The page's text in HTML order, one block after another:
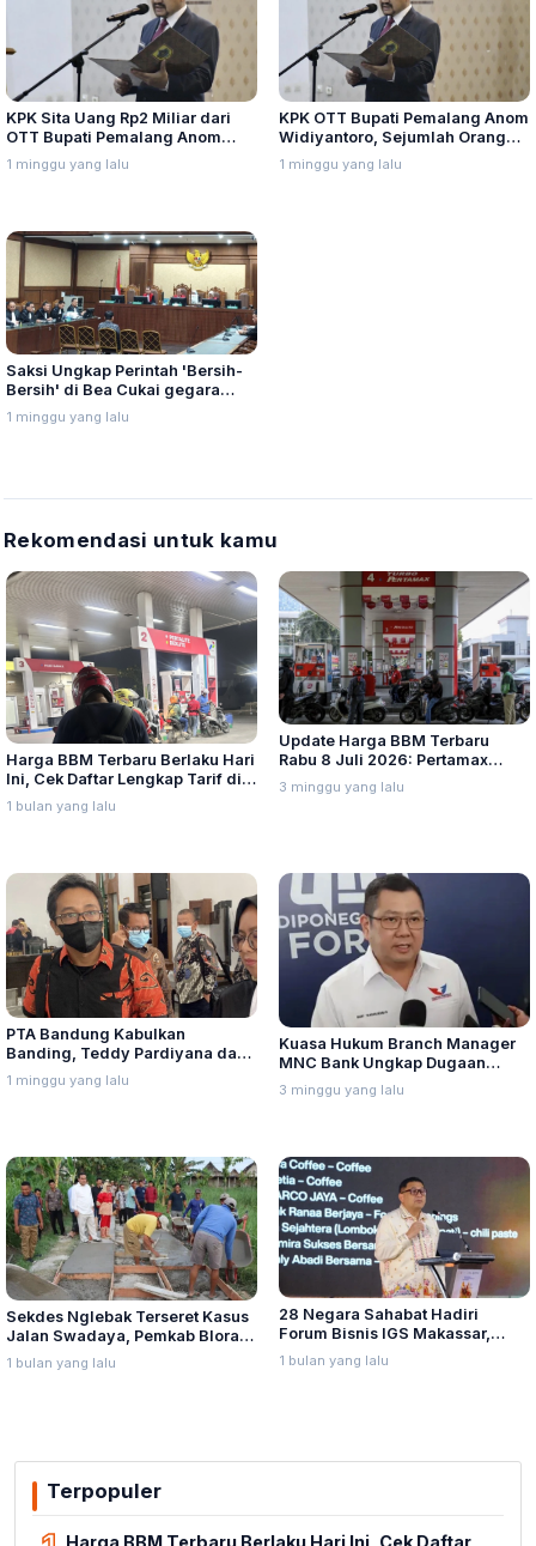
KPK Sita Uang Rp2 Miliar dari
OTT Bupati Pemalang Anom
Widiyantoro, 21 Orang
Diamankan
1 minggu yang lalu
KPK OTT Bupati Pemalang Anom
Widiyantoro, Sejumlah Orang
Diperiksa di Polres Pemalang
1 minggu yang lalu
Saksi Ungkap Perintah 'Bersih-
Bersih' di Bea Cukai gegara
Panik Dipantau KPK
1 minggu yang lalu
Rekomendasi untuk kamu
Harga BBM Terbaru Berlaku Hari
Ini, Cek Daftar Lengkap Tarif di
Seluruh Indonesia
1 bulan yang lalu
Update Harga BBM Terbaru
Rabu 8 Juli 2026: Pertamax
Turbo, Dexlite, dan Pertamina
Dex Turun
3 minggu yang lalu
PTA Bandung Kabulkan
Banding, Teddy Pardiyana dan
Bintang Ditetapkan Ahli Waris
Lina Jubaedah
1 minggu yang lalu
Kuasa Hukum Branch Manager
MNC Bank Ungkap Dugaan
Penganiayaan oleh Hary Tanoe
di MNC Towe
3 minggu yang lalu
Sekdes Nglebak Terseret Kasus
Jalan Swadaya, Pemkab Blora
Sebut Pendampingan Hukum
Bukan Kewenangannya
1 bulan yang lalu
28 Negara Sahabat Hadiri
Forum Bisnis IGS Makassar,
Munafri Tawarkan Investasi
Stadion Untia
1 bulan yang lalu
Terpopuler
Harga BBM Terbaru Berlaku Hari Ini, Cek Daftar